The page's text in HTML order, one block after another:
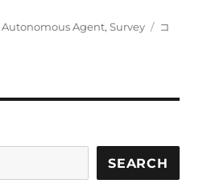
タ
Autonomous Agent,Survey
A
and
に
コ
SEARCH